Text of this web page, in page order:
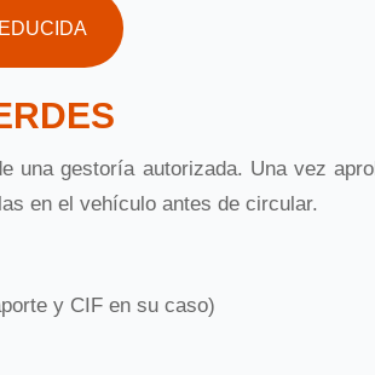
una gestoría autorizada. Una vez
en el vehículo antes de circular.
y CIF en su caso)